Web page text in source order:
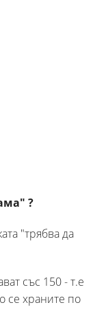
?
"трябва да
със 150 - т.е
се храните по